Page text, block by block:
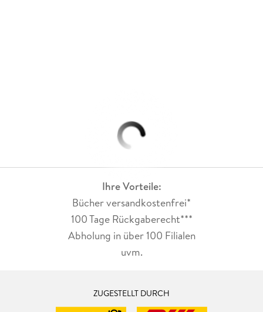
Ihre Vorteile:
Bücher versandkostenfrei*
100 Tage Rückgaberecht***
Abholung in über 100 Filialen
uvm.
ZUGESTELLT DURCH